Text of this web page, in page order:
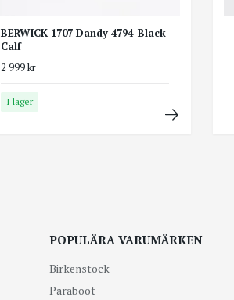
BERWICK 1707 Dandy 4794-Black
Calf
2 999 kr
I lager
POPULÄRA VARUMÄRKEN
Birkenstock
Paraboot